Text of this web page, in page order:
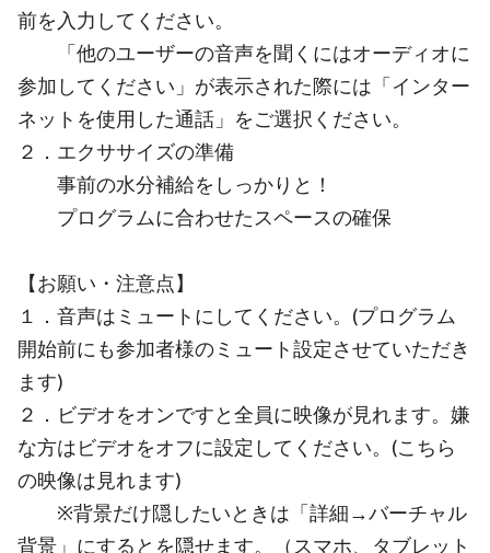
前を入力してください。
「他のユーザーの音声を聞くにはオーディオに
参加してください」が表示された際には「インター
ネットを使用した通話」をご選択ください。
２．エクササイズの準備
事前の水分補給をしっかりと！
プログラムに合わせたスペースの確保
【お願い・注意点】
１．音声はミュートにしてください。(プログラム
開始前にも参加者様のミュート設定させていただき
ます)
２．ビデオをオンですと全員に映像が見れます。嫌
な方はビデオをオフに設定してください。(こちら
の映像は見れます)
※背景だけ隠したいときは「詳細→バーチャル
背景」にするとを隠せます。（スマホ、タブレット